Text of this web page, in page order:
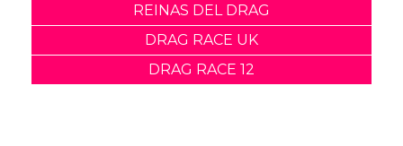
REINAS DEL DRAG
DRAG RACE UK
DRAG RACE 12